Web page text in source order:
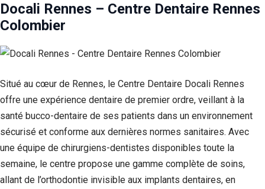
Docali Rennes – Centre Dentaire Rennes
Colombier
Situé au cœur de Rennes, le Centre Dentaire Docali Rennes
offre une expérience dentaire de premier ordre, veillant à la
santé bucco-dentaire de ses patients dans un environnement
sécurisé et conforme aux dernières normes sanitaires. Avec
une équipe de chirurgiens-dentistes disponibles toute la
semaine, le centre propose une gamme complète de soins,
allant de l’orthodontie invisible aux implants dentaires, en